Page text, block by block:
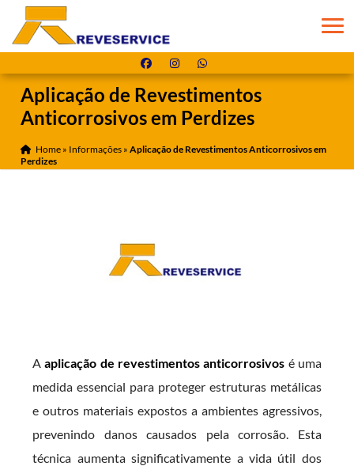
Aplicação de Revestimentos
Anticorrosivos em Perdizes
Home » Informações »Aplicação de Revestimentos Anticorrosivos em
Perdizes
Aaplicação de revestimentos anticorrosivos é uma
medida essencial para proteger estruturas metálicas
e outros materiais expostos a ambientes agressivos,
prevenindo danos causados pela corrosão. Esta
técnica aumenta significativamente a vida útil dos